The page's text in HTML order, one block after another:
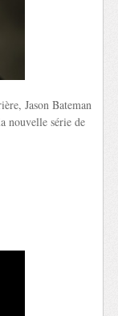
Jason Bateman
nouvelle série de